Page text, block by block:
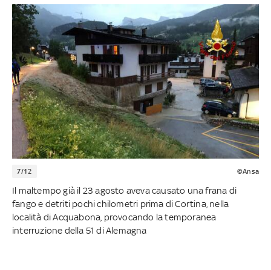
7/12 ©Ansa
Il maltempo già il 23 agosto aveva causato una frana di
fango e detriti pochi chilometri prima di Cortina, nella
località di Acquabona, provocando la temporanea
interruzione della 51 di Alemagna